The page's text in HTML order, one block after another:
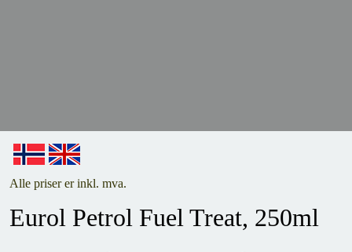
Alle priser er inkl. mva.
Eurol Petrol Fuel Treat, 250ml